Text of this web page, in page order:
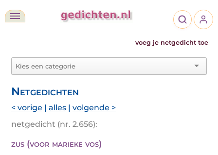
voeg je netgedicht toe
Netgedichten
< vorige | alles | volgende >
netgedicht (nr. 2.656):
zus (voor marieke vos)